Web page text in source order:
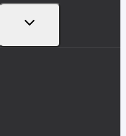
UNTERMENÜ